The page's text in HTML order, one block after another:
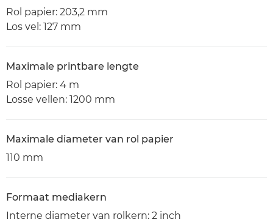
Rol papier: 203,2 mm
Los vel: 127 mm
Maximale printbare lengte
Rol papier: 4 m
Losse vellen: 1200 mm
Maximale diameter van rol papier
110 mm
Formaat mediakern
Interne diameter van rolkern: 2 inch